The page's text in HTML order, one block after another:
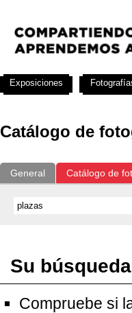
Catálogo de
General Catálogo de
Su
Compruebe si
Exposiciones